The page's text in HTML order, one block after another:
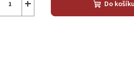
+ Do košíku